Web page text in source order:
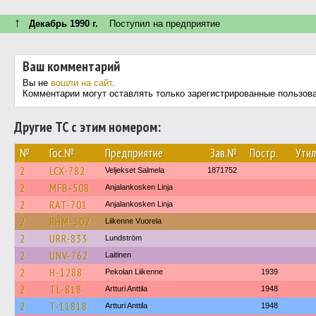
↑ Декабрь 1990 г. Поступил на предприятие
Ваш комментарий
Вы не вошли на сайт.
Комментарии могут оставлять только зарегистрированные
Другие ТС с этим номером:
№ Гос.№ Предприятие Зав.№ Постр.
2 LCX-782 Veljekset Salmela 1871752
2 MFB-508 Anjalankosken Linja
2 RAT-701 Anjalankosken Linja
2 RHM-502 Liikenne Vuorela
2 URR-833 Lundström
2 UNV-762 Laitinen
2 H-1288 Pekolan Liikenne 1939
2 TL-818 Artturi Anttila 1948
2 T-11818 Artturi Anttila 1948